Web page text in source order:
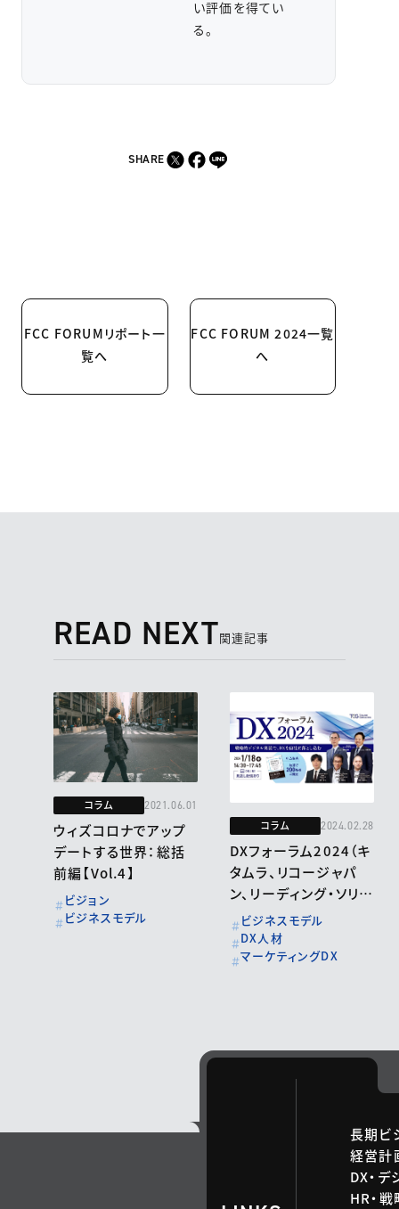
い評価を得てい
る。
SHARE
FCC FORUMリポート一
覧へ
FCC FORUM 2024一覧
へ
READ NEXT関連記事
コラム 2021.06.01
ウィズコロナでアップ
デートする世界：総括
前編【Vol.4】
ビジョン
ビジネスモデル
コラム 2024.02.28
DXフォーラム2024（キ
タムラ、リコージャパ
ン、リーディング・ソリュ
ーションのデジタルトラ
ンスフォーメーション）
ビジネスモデル
DX人材
マーケティングDX
長期ビ
経営計
DX・デ
HR・